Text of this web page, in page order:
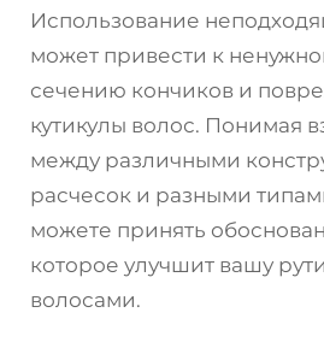
Использование
может привести к
сечению кончиков и
кутикулы волос. Понимая
между различными
расчесок и разными
можете принять
которое улучшит вашу
волосами.